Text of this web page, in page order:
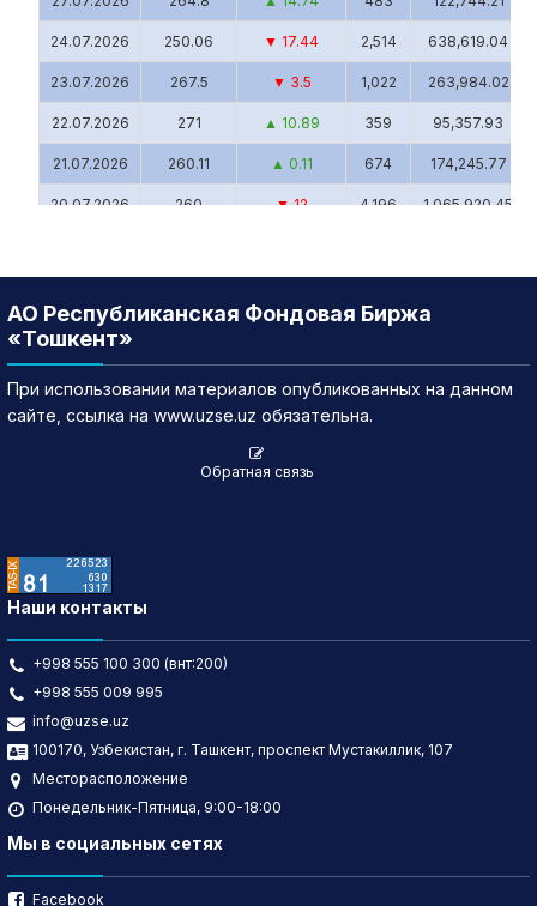
24.07.2026 250.06 ▼ 17.44 2,514 638,619.04
23.07.2026 267.5 ▼ 3.5 1,022 263,984.02
22.07.2026 271 ▲ 10.89 359 95,357.93
21.07.2026 260.11 ▲ 0.11 674 174,245.77
20.07.2026 260 ▼ 12 4,196 1,065,920.45
15.07.2026 269.8 ▲ 1.8 436
14.07.2026 268 ▲ 9.98 3,520 921,488.54
13.07.2026 258.02 ▼ 1.57 689
АО Республиканская Фондовая Биржа
«Тошкент»
При использовании материалов опубликованных на данном
сайте, ссылка на www.uzse.uz обязательна.
Обратная связь
Наши контакты
+998 555 100 300 (внт:200)
+998 555 009 995
info@uzse.uz
100170, Узбекистан, г. Ташкент, проспект Мустакиллик, 107
Месторасположение
Понедельник-Пятница, 9:00-18:00
Мы в социальных сетях
Facebook